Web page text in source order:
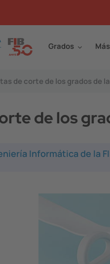
Grados
de corte de los grados de
de los
Informática de la